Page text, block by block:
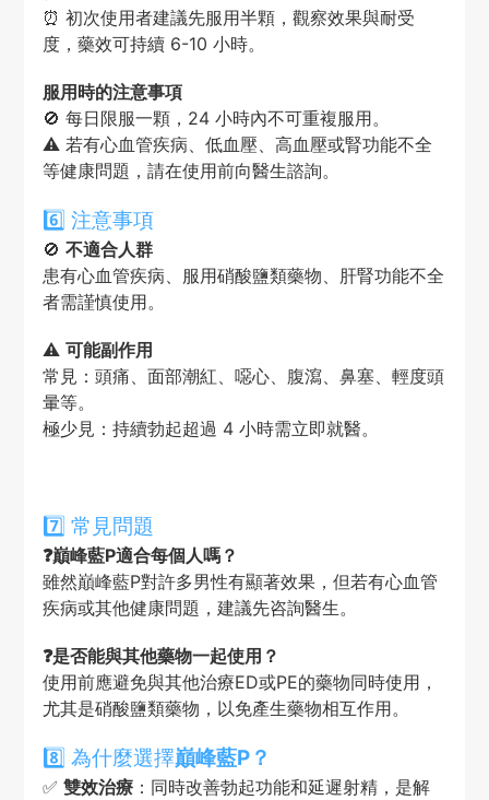
⏰ 初次使用者建議先服用半顆，觀察效果與耐受
度，藥效可持續 6-10 小時。
服用時的注意事項
🚫 每日限服一顆，24 小時內不可重複服用。
⚠️ 若有心血管疾病、低血壓、高血壓或腎功能不全
等健康問題，請在使用前向醫生諮詢。
6️⃣ 注意事項
🚫 不適合人群
患有心血管疾病、服用硝酸鹽類藥物、肝腎功能不全
者需謹慎使用。
⚠️ 可能副作用
常見：頭痛、面部潮紅、噁心、腹瀉、鼻塞、輕度頭
暈等。
極少見：持續勃起超過 4 小時需立即就醫。
7️⃣ 常見問題
❓巔峰藍P適合每個人嗎？
雖然巔峰藍P對許多男性有顯著效果，但若有心血管
疾病或其他健康問題，建議先咨詢醫生。
❓是否能與其他藥物一起使用？
使用前應避免與其他治療ED或PE的藥物同時使用，
尤其是硝酸鹽類藥物，以免產生藥物相互作用。
8️⃣ 為什麼選擇巔峰藍P？
✅ 雙效治療：同時改善勃起功能和延遲射精，是解